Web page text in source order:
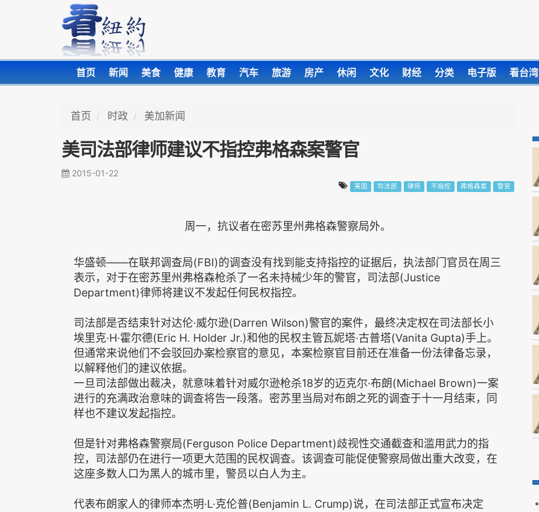
首页 新闻 美食 健康 教育 汽车 旅游 房产 休闲 文化 财经 分类 电子版 看台湾
首页 时政 美加新闻
美司法部律师建议不指控弗格森案警官
2015-01-22
美国 司法部 律师 不指控 弗格森案 警官
周一，抗议者在密苏里州弗格森警察局外。
华盛顿——在联邦调查局(FBI)的调查没有找到能支持指控的证据后，执法部门官员在周三
表示，对于在密苏里州弗格森枪杀了一名未持械少年的警官，司法部(Justice
Department)律师将建议不发起任何民权指控。
司法部是否结束针对达伦·威尔逊(Darren Wilson)警官的案件，最终决定权在司法部长小
埃里克·H·霍尔德(Eric H. Holder Jr.)和他的民权主管瓦妮塔·古普塔(Vanita Gupta)手上。
但通常来说他们不会驳回办案检察官的意见，本案检察官目前还在准备一份法律备忘录，
以解释他们的建议依据。
一旦司法部做出裁决，就意味着针对威尔逊枪杀18岁的迈克尔·布朗(Michael Brown)一案
进行的充满政治意味的调查将告一段落。密苏里当局对布朗之死的调查于十一月结束，同
样也不建议发起指控。
但是针对弗格森警察局(Ferguson Police Department)歧视性交通截查和滥用武力的指
控，司法部仍在进行一项更大范围的民权调查。该调查可能促使警察局做出重大改变，在
这座多数人口为黑人的城市里，警员以白人为主。
代表布朗家人的律师本杰明·L·克伦普(Benjamin L. Crump)说，在司法部正式宣布决定